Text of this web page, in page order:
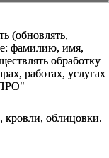
(обновлять,
фамилию, имя,
обработку
работах, услугах
кровли, облицовки.